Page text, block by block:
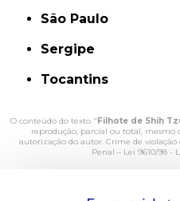
São Paulo
Sergipe
Tocantins
O conteúdo do texto "Filhote de Shih
reprodução, parcial ou total, mesmo
autorização do autor. Crime de
Penal – Lei 9610/98 -